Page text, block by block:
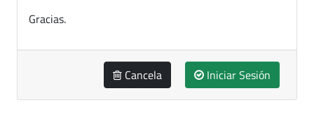
Gracias.
Cancela Iniciar Sesión